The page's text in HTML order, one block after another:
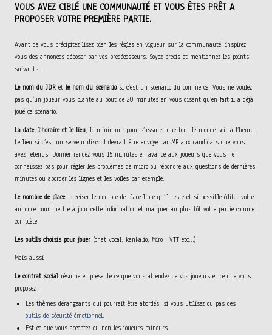
VOUS AVEZ CIBLÉ UNE COMMUNAUTÉ ET VOUS ÊTES PRÊT A
PROPOSER VOTRE PREMIÈRE PARTIE.
Avant de vous précipitez lisez bien les règles en vigueur sur la communauté, inspirez
vous des annonces déposer par vos prédécesseurs. Soyez précis et mentionnez les points
suivants :
Le nom du JDRet le nom du scenariosi c’est un scenario du commerce. Vous ne voulez
pas qu’un joueur vous plante au bout de 20 minutes en vous disant qu’en fait il a déjà
joué ce scenario.
La date, l’horaire et le lieu, le minimum pour s’assurer que tout le monde soit à l’heure.
Le lieu si c’est un serveur discord devrait être envoyé par MP aux candidats que vous
avez retenus. Donner rendez vous 15 minutes en avance aux joueurs que vous ne
connaissez pas pour régler les problèmes de micro ou répondre aux questions de dernières
minutes ou aborder les lignes et les voiles par exemple.
Le nombre de place, préciser le nombre de place libre qu’il reste et si possible éditer votre
annonce pour mettre à jour cette information et marquer au plus tôt votre partie comme
complète.
Les outils choisis pour jouer(chat vocal, kanka.io, Miro , VTT etc…)
Mais aussi
Le contrat social résume et présente ce que vous attendez de vos joueurs et ce que vous
proposez :
Les thèmes dérangeants qui pourrait être abordés, si vous utilisez ou pas des
outils de sécurité émotionnel.
Est-ce que vous acceptez ou non les joueurs mineurs.